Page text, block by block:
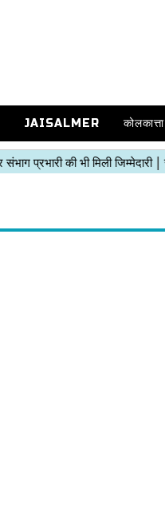
JAISALMER कोलकात्ता